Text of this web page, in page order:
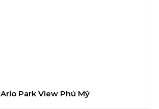
Ario Park View Phú Mỹ